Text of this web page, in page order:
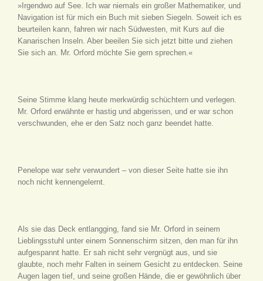
»Irgendwo auf See. Ich war niemals ein großer Mathematiker, und
Navigation ist für mich ein Buch mit sieben Siegeln. Soweit ich es
beurteilen kann, fahren wir nach Südwesten, mit Kurs auf die
Kanarischen Inseln. Aber beeilen Sie sich jetzt bitte und ziehen
Sie sich an. Mr. Orford möchte Sie gern sprechen.«
Seine Stimme klang heute merkwürdig schüchtern und verlegen.
Mr. Orford erwähnte er hastig und abgerissen, und er war schon
verschwunden, ehe er den Satz noch ganz beendet hatte.
Penelope war sehr verwundert – von dieser Seite hatte sie ihn
noch nicht kennengelernt.
Als sie das Deck entlangging, fand sie Mr. Orford in seinem
Lieblingsstuhl unter einem Sonnenschirm sitzen, den man für ihn
aufgespannt hatte. Er sah nicht sehr vergnügt aus, und sie
glaubte, noch mehr Falten in seinem Gesicht zu entdecken. Seine
Augen lagen tief, und seine großen Hände, die er gewöhnlich über